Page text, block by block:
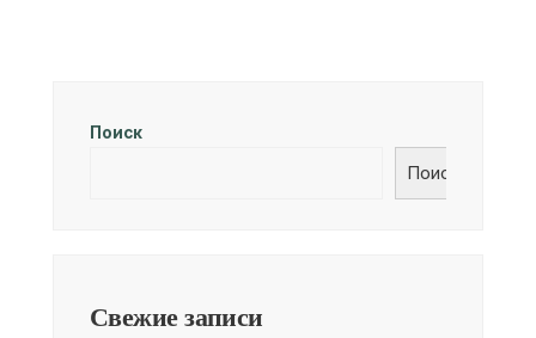
Поиск
Поиск
Свежие записи